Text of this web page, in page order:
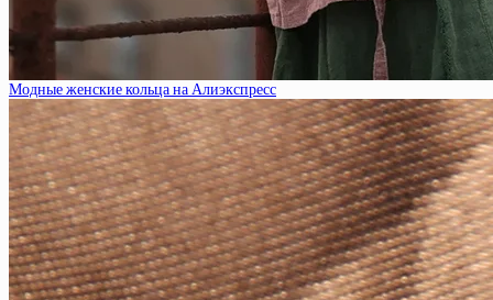
Модные женские кольца на Алиэкспресс